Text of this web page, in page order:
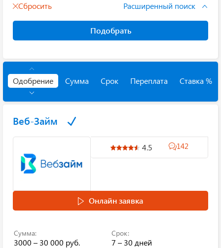
Сбросить Расширенный поиск
Подобрать
Одобрение Сумма Срок Переплата Ставка %
Веб-Займ
4.5 142
Онлайн заявка
Сумма:
3000 – 30 000 руб.
Срок:
7 – 30 дней